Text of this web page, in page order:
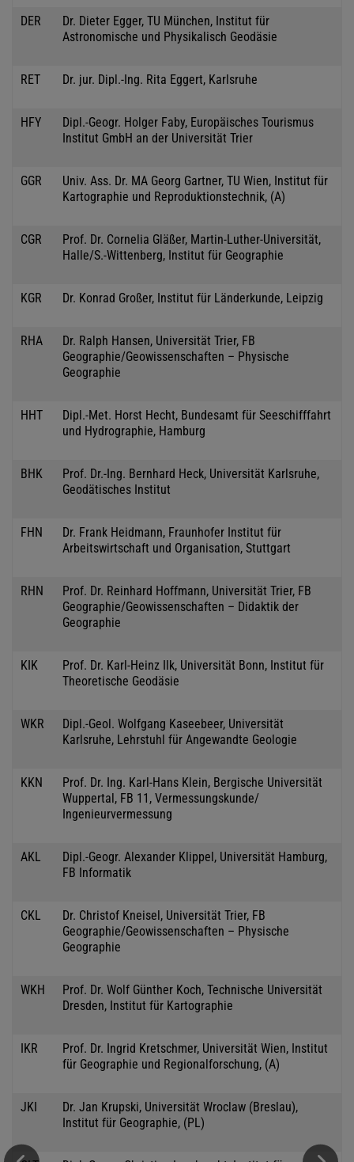
DER
Dr. Dieter Egger, TU München, Institut für
Astronomische und Physikalisch Geodäsie
RET Dr. jur. Dipl.-Ing. Rita Eggert, Karlsruhe
HFY
Dipl.-Geogr. Holger Faby, Europäisches Tourismus
Institut GmbH an der Universität Trier
GGR
Univ. Ass. Dr. MA Georg Gartner, TU Wien, Institut für
Kartographie und Reproduktionstechnik, (A)
CGR
Prof. Dr. Cornelia Gläßer, Martin-Luther-Universität,
Halle/S.-Wittenberg, Institut für Geographie
KGR Dr. Konrad Großer, Institut für Länderkunde, Leipzig
RHA
Dr. Ralph Hansen, Universität Trier, FB
Geographie/Geowissenschaften – Physische
Geographie
HHT
Dipl.-Met. Horst Hecht, Bundesamt für Seeschifffahrt
und Hydrographie, Hamburg
BHK
Prof. Dr.-Ing. Bernhard Heck, Universität Karlsruhe,
Geodätisches Institut
FHN
Dr. Frank Heidmann, Fraunhofer Institut für
Arbeitswirtschaft und Organisation, Stuttgart
RHN
Prof. Dr. Reinhard Hoffmann, Universität Trier, FB
Geographie/Geowissenschaften – Didaktik der
Geographie
KIK
Prof. Dr. Karl-Heinz Ilk, Universität Bonn, Institut für
Theoretische Geodäsie
WKR
Dipl.-Geol. Wolfgang Kaseebeer, Universität
Karlsruhe, Lehrstuhl für Angewandte Geologie
KKN
Prof. Dr. Ing. Karl-Hans Klein, Bergische Universität
Wuppertal, FB 11, Vermessungskunde/
Ingenieurvermessung
AKL
Dipl.-Geogr. Alexander Klippel, Universität Hamburg,
FB Informatik
CKL
Dr. Christof Kneisel, Universität Trier, FB
Geographie/Geowissenschaften – Physische
Geographie
WKH
Prof. Dr. Wolf Günther Koch, Technische Universität
Dresden, Institut für Kartographie
IKR
Prof. Dr. Ingrid Kretschmer, Universität Wien, Institut
für Geographie und Regionalforschung, (A)
JKI
Dr. Jan Krupski, Universität Wroclaw (Breslau),
Institut für Geographie, (PL)